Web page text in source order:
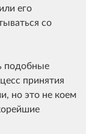
его
со
подобные
принятия
но это не коем